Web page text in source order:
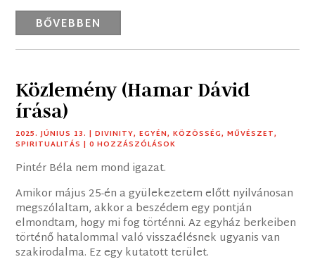
BŐVEBBEN
Közlemény (Hamar Dávid
írása)
2025. JÚNIUS 13. |DIVINITY,EGYÉN,KÖZÖSSÉG,MŰVÉSZET,
SPIRITUALITÁS | 0 HOZZÁSZÓLÁSOK
Pintér Béla nem mond igazat.
Amikor május 25-én a gyülekezetem előtt nyilvánosan
megszólaltam, akkor a beszédem egy pontján
elmondtam, hogy mi fog történni. Az egyház berkeiben
történő hatalommal való visszaélésnek ugyanis van
szakirodalma. Ez egy kutatott terület.